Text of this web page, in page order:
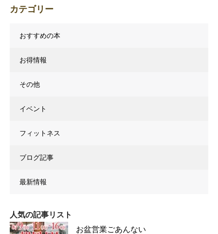
カテゴリー
おすすめの本
お得情報
その他
イベント
フィットネス
ブログ記事
最新情報
人気の記事リスト
お盆営業ごあんない